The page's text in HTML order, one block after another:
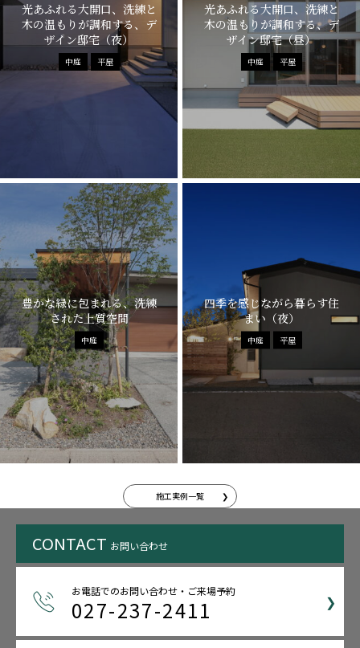
光あふれる大開口、洗練と
木の温もりが調和する、デ
ザイン邸宅（夜）
中庭 平屋
光あふれる大開口、洗練と
木の温もりが調和する、デ
ザイン邸宅（昼）
中庭 平屋
豊かな緑に包まれる、洗練
された上質空間
中庭
四季を感じながら暮らす住
まい（夜）
中庭 平屋
施工実例一覧
CONTACT お問い合わせ
お電話でのお問い合わせ・ご来場予約
027-237-2411